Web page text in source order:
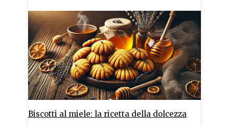
Biscotti al miele: la ricetta della dolcezza